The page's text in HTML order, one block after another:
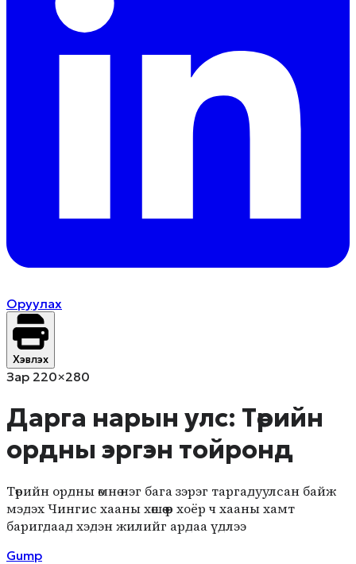
Оруулах
Хэвлэх
Зар 220×280
Дарга нарын улс: Төрийн
ордны эргэн тойронд
Төрийн ордны өмнө нэг бага зэрэг таргадуулсан байж
мэдэх Чингис хааны хөшөө өөр хоёр ч хааны хамт
баригдаад хэдэн жилийг ардаа үдлээ
Gump